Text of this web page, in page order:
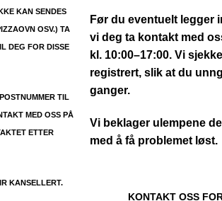
KAN SENDES
OSV.) TA
DEG FOR DISSE
TIL
MED OSS PÅ
ETTER
KANSELLERT.
Før du eventuelt legger
vi deg ta kontakt med
kl. 10:00–17:00. Vi
registrert, slik at du
ganger.
Vi beklager ulempene
med å få problemet løst.
KONTAKT OSS